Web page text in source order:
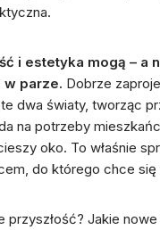
i estetyka mogą – a
w parze. Dobrze
dwa światy, tworząc
na potrzeby
oko. To właśnie
do którego chce się
przyszłość? Jakie